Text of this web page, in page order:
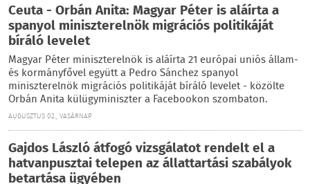
Ceuta - Orbán Anita: Magyar Péter is aláírta a
spanyol miniszterelnök migrációs politikáját
bíráló levelet
Magyar Péter miniszterelnök is aláírta 21 európai uniós állam-
és kormányfővel együtt a Pedro Sánchez spanyol
miniszterelnök migrációs politikáját bíráló levelet - közölte
Orbán Anita külügyminiszter a Facebookon szombaton.
AUGUSZTUS 02., VASÁRNAP
Gajdos László átfogó vizsgálatot rendelt el a
hatvanpusztai telepen az állattartási szabályok
betartása ügyében